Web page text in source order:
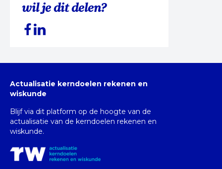
wil je dit delen?
Actualisatie kerndoelen rekenen en
wiskunde
Blijf via dit platform op de hoogte van de
actualisatie van de kerndoelen rekenen en
wiskunde.